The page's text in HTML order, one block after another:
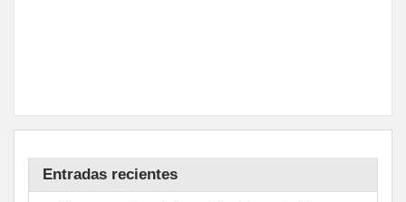
Entradas recientes